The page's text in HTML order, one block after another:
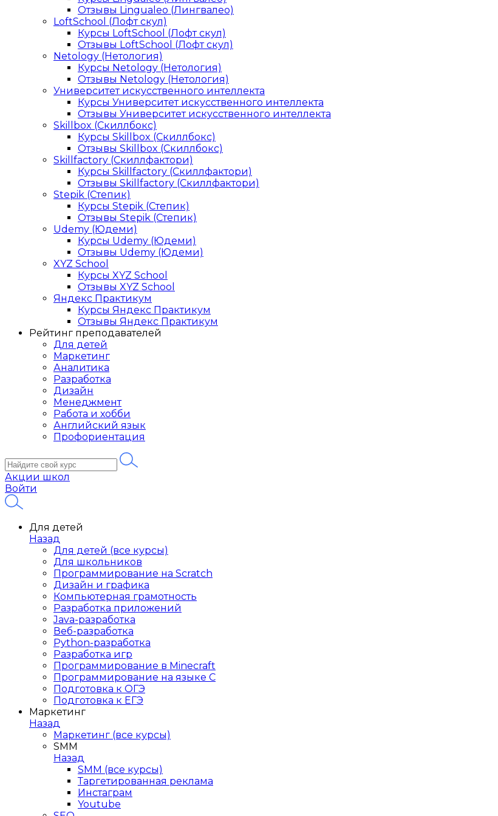
Отзывы Lingualeo (Лингвалео)
LoftSchool (Лофт скул)
Курсы LoftSchool (Лофт скул)
Отзывы LoftSchool (Лофт скул)
Netology (Нетология)
Курсы Netology (Нетология)
Отзывы Netology (Нетология)
Университет искусственного интеллекта
Курсы Университет искусственного интеллекта
Отзывы Университет искусственного интеллекта
Skillbox (Скиллбокс)
Курсы Skillbox (Скиллбокс)
Отзывы Skillbox (Скиллбокс)
Skillfactory (Скиллфактори)
Курсы Skillfactory (Скиллфактори)
Отзывы Skillfactory (Скиллфактори)
Stepik (Степик)
Курсы Stepik (Степик)
Отзывы Stepik (Степик)
Udemy (Юдеми)
Курсы Udemy (Юдеми)
Отзывы Udemy (Юдеми)
XYZ School
Курсы XYZ School
Отзывы XYZ School
Яндекс Практикум
Курсы Яндекс Практикум
Отзывы Яндекс Практикум
Рейтинг преподавателей
Для детей
Маркетинг
Аналитика
Разработка
Дизайн
Менеджмент
Работа и хобби
Английский язык
Профориентация
Акции школ
Войти
Для детей
Назад
Для детей (все курсы)
Для школьников
Программирование на Scratch
Дизайн и графика
Компьютерная грамотность
Разработка приложений
Java-разработка
Веб-разработка
Python-разработка
Разработка игр
Программирование в Minecraft
Программирование на языке C
Подготовка к ОГЭ
Подготовка к ЕГЭ
Маркетинг
Назад
Маркетинг (все курсы)
SMM
Назад
SMM (все курсы)
Таргетированная реклама
Инстаграм
Youtube